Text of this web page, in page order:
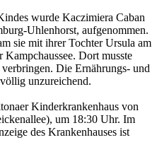
wurde Kaczimiera Caban
Uhlenhorst, aufgenommen.
sie mit ihrer Tochter Ursula am
Dort musste
Die Ernährungs- und
unzureichend.
Kinderkrankenhaus von
um 18:30 Uhr. Im
des Krankenhauses ist